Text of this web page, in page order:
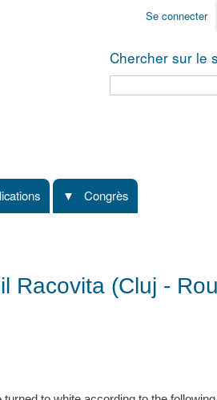
Se connecter
Chercher sur le
Congrès
Racovita (Cluj -